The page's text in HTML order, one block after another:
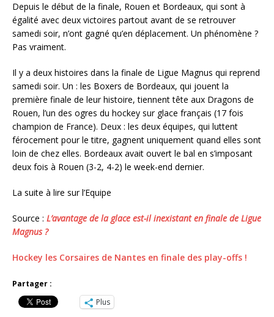
Depuis le début de la finale, Rouen et Bordeaux, qui sont à
égalité avec deux victoires partout avant de se retrouver
samedi soir, n’ont gagné qu’en déplacement. Un phénomène ?
Pas vraiment.
Il y a deux histoires dans la finale de Ligue Magnus qui reprend
samedi soir. Un : les Boxers de Bordeaux, qui jouent la
première finale de leur histoire, tiennent tête aux Dragons de
Rouen, l’un des ogres du hockey sur glace français (17 fois
champion de France). Deux : les deux équipes, qui luttent
férocement pour le titre, gagnent uniquement quand elles sont
loin de chez elles. Bordeaux avait ouvert le bal en s’imposant
deux fois à Rouen (3-2, 4-2) le week-end dernier.
La suite à lire sur l’Equipe
Source : L’avantage de la glace est-il inexistant en finale de Ligue
Magnus ?
Hockey les Corsaires de Nantes en finale des play-offs !
Partager :
Plus